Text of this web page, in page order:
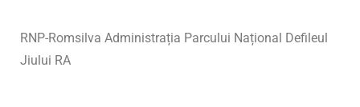
RNP-Romsilva Administrația Parcului Național Defileul
Jiului RA